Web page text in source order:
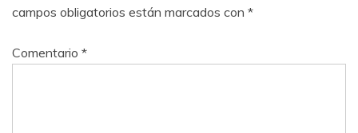
campos obligatorios están marcados con *
Comentario *